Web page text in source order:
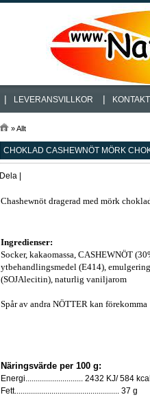
| LEVERANSVILLKOR | KONTAKT
»Allt
CHOKLAD CASHEWNÖT MÖRK
Dela
Chashewnöt dragerad med mörk
Ingredienser:
Socker, kakaomassa, CASHEWNÖT
ytbehandlingsmedel (E414),
(SOJAlecitin), naturlig vaniljarom
Spår av andra NÖTTER kan förekomma
Näringsvärde per 100 g:
Energi............................ 2432 KJ/ 584
Fett................................................... 37 g